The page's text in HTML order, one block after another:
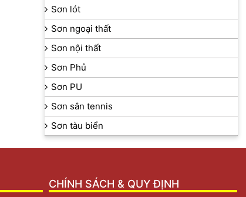
Sơn lót
Sơn ngoại thất
Sơn nội thất
Sơn Phủ
Sơn PU
Sơn sân tennis
Sơn tàu biển
CHÍNH SÁCH & QUY ĐỊNH